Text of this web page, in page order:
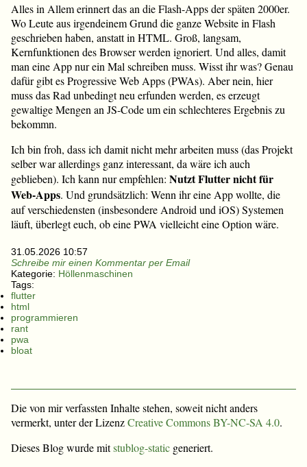
Alles in Allem erinnert das an die Flash-Apps der späten 2000er.
Wo Leute aus irgendeinem Grund die ganze Website in Flash
geschrieben haben, anstatt in HTML. Groß, langsam,
Kernfunktionen des Browser werden ignoriert. Und alles, damit
man eine App nur ein Mal schreiben muss. Wisst ihr was? Genau
dafür gibt es Progressive Web Apps (PWAs). Aber nein, hier
muss das Rad unbedingt neu erfunden werden, es erzeugt
gewaltige Mengen an JS-Code um ein schlechteres Ergebnis zu
bekommn.
Ich bin froh, dass ich damit nicht mehr arbeiten muss (das Projekt
selber war allerdings ganz interessant, da wäre ich auch
geblieben). Ich kann nur empfehlen: Nutzt Flutter nicht für
Web-Apps. Und grundsätzlich: Wenn ihr eine App wollte, die
auf verschiedensten (insbesondere Android und iOS) Systemen
läuft, überlegt euch, ob eine PWA vielleicht eine Option wäre.
31.05.2026 10:57
Schreibe mir einen Kommentar per Email
Kategorie: Höllenmaschinen
Tags:
flutter
html
programmieren
rant
pwa
bloat
Die von mir verfassten Inhalte stehen, soweit nicht anders
vermerkt, unter der LizenzCreative Commons BY-NC-SA 4.0.
Dieses Blog wurde mitstublog-static generiert.